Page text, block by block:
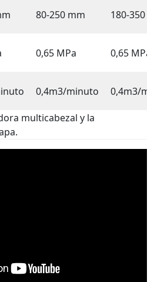
80-250 mm 180-350
0,65 MPa 0,65 MPa
0,4m3/minuto 0,4m3/
multicabezal y la